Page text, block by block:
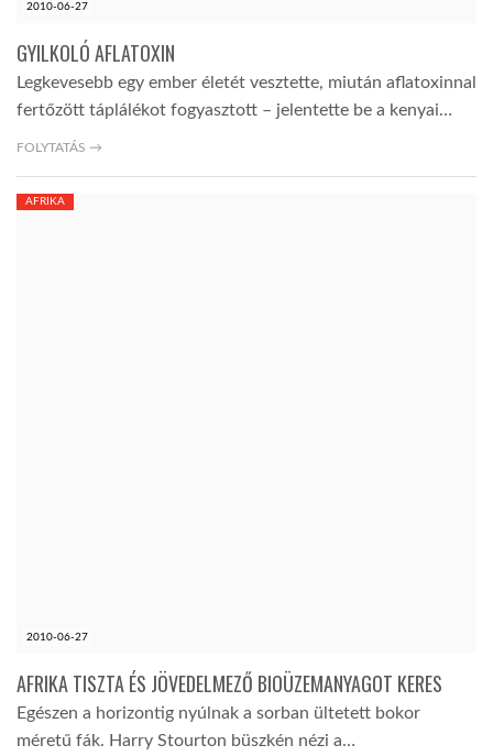
2010-06-27
GYILKOLÓ AFLATOXIN
Legkevesebb egy ember életét vesztette, miután aflatoxinnal
fertőzött táplálékot fogyasztott – jelentette be a kenyai…
FOLYTATÁS →
2010-06-27
AFRIKA
AFRIKA TISZTA ÉS JÖVEDELMEZŐ BIOÜZEMANYAGOT KERES
Egészen a horizontig nyúlnak a sorban ültetett bokor
méretű fák. Harry Stourton büszkén nézi a…